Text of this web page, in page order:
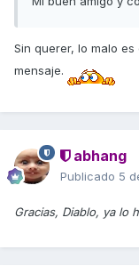
Sin querer, lo malo
mensaje.
abhang
Publicado 5
Gracias, Diablo, ya lo